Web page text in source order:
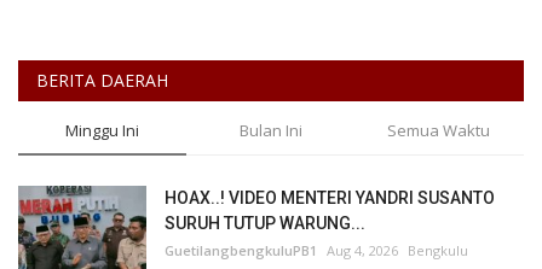
BERITA DAERAH
Minggu Ini Bulan Ini Semua Waktu
HOAX..! VIDEO MENTERI YANDRI SUSANTO
SURUH TUTUP WARUNG...
GuetilangbengkuluPB1 Aug 4, 2026 Bengkulu